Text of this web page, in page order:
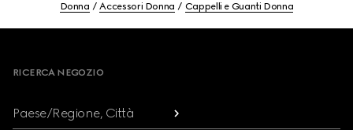
Donna Accessori Donna Cappelli e Guanti Donna
RICERCA NEGOZIO
Paese/Regione, Città